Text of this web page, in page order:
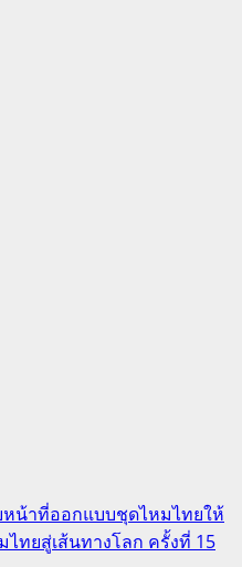
หน้าที่ออกแบบชุดไหมไทยให้
ไทยสู่เส้นทางโลก ครั้งที่ 15